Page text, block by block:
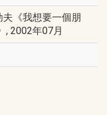
《我想要一個朋
, 2002年07月